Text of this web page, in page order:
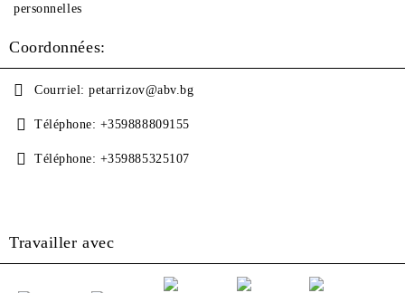
personnelles
Coordonnées:
Courriel: petarrizov@abv.bg
Téléphone: +359888809155
Téléphone: +359885325107
Travailler avec